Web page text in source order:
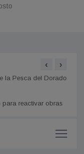
la Pesca del Dorado
‹ ›